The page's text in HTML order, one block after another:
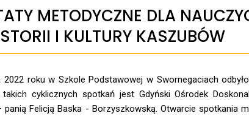
METODYCZNE DLA
I KULTURY KASZUBÓW
2022 roku w Szkole Podstawowej w Swornegaciach
takich cyklicznych spotkań jest Gdyński Ośrodek
panią Felicją Baska - Borzyszkowską. Otwarcie spotkania